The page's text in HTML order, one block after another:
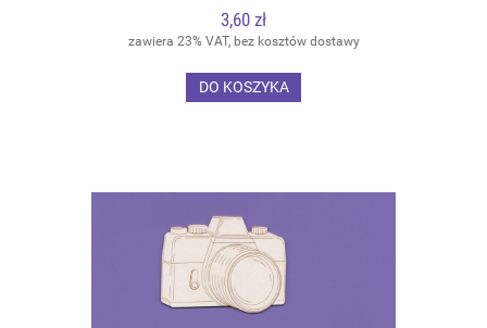
3,60 zł
zawiera 23% VAT, bez kosztów dostawy
DO KOSZYKA